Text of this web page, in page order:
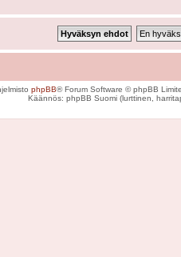
phpBB® Forum Software © phpBB
Käännös: phpBB Suomi (lurttinen,